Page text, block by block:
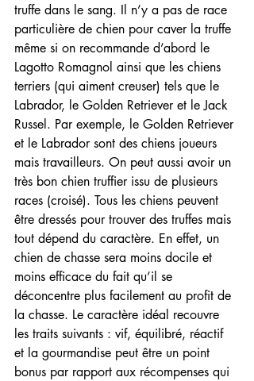
truffe dans le sang. Il n’y a pas de race
particulière de chien pour caver la truffe
même si on recommande d’abord le
Lagotto Romagnol ainsi que les chiens
terriers (qui aiment creuser) tels que le
Labrador, le Golden Retriever et le Jack
Russel. Par exemple, le Golden Retriever
et le Labrador sont des chiens joueurs
mais travailleurs. On peut aussi avoir un
très bon chien truffier issu de plusieurs
races (croisé). Tous les chiens peuvent
être dressés pour trouver des truffes mais
tout dépend du caractère. En effet, un
chien de chasse sera moins docile et
moins efficace du fait qu’il se
déconcentre plus facilement au profit de
la chasse. Le caractère idéal recouvre
les traits suivants : vif, équilibré, réactif
et la gourmandise peut être un point
bonus par rapport aux récompenses qui